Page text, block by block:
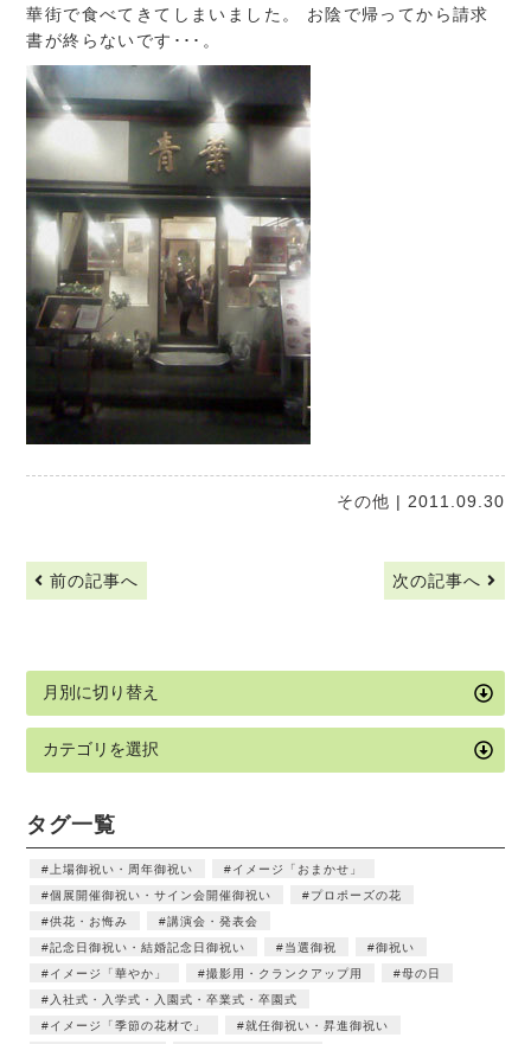
華街で食べてきてしまいました。 お陰で帰ってから請求
書が終らないです･･･。
その他 | 2011.09.30
前の記事へ 次の記事へ
タグ一覧
上場御祝い・周年御祝い
イメージ「おまかせ」
個展開催御祝い・サイン会開催御祝い
プロポーズの花
供花・お悔み
講演会・発表会
記念日御祝い・結婚記念日御祝い
当選御祝
御祝い
イメージ「華やか」
撮影用・クランクアップ用
母の日
入社式・入学式・入園式・卒業式・卒園式
イメージ「季節の花材で」
就任御祝い・昇進御祝い